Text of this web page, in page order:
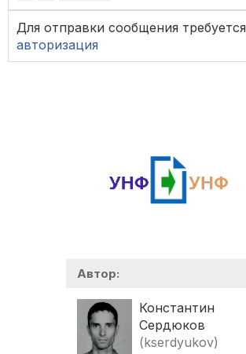
Для отправки сообщения требуется
авторизация
Автор:
Константин
Сердюков
(kserdyukov)